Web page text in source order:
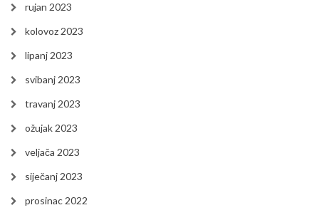
rujan 2023
kolovoz 2023
lipanj 2023
svibanj 2023
travanj 2023
ožujak 2023
veljača 2023
siječanj 2023
prosinac 2022